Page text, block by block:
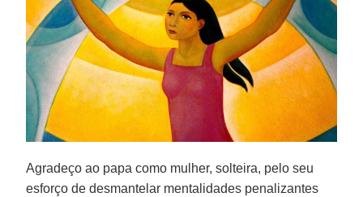
Agradeço ao papa como mulher, solteira, pelo seu
esforço de desmantelar mentalidades penalizantes